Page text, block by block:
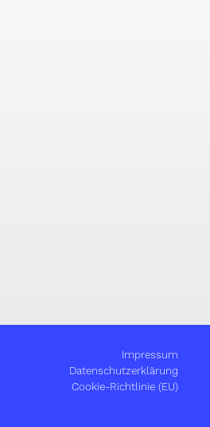
Impressum
Datenschutzerklärung
Cookie-Richtlinie (EU)